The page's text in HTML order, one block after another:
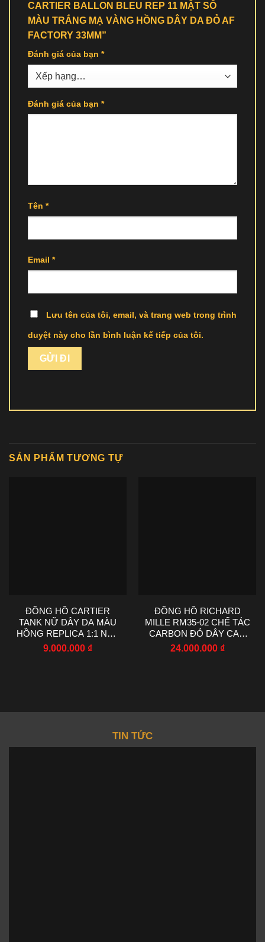
CARTIER BALLON BLEU REP 11 MẶT SỐ
MÀU TRẮNG MẠ VÀNG HỒNG DÂY DA ĐỎ AF
FACTORY 33MM”
Đánh giá của bạn *
Đánh giá của bạn *
Tên *
Email *
Lưu tên của tôi, email, và trang web trong trình
duyệt này cho lần bình luận kế tiếp của tôi.
SẢN PHẨM TƯƠNG TỰ
ĐỒNG HỒ CARTIER
TANK NỮ DÂY DA MÀU
HỒNG REPLICA 1:1 NHÀ
MÁY AF 22X29MM
9.000.000 ₫
ĐỒNG HỒ RICHARD
MILLE RM35-02 CHẾ TÁC
CARBON ĐỎ DÂY CAO
SU NHÀ MÁY RM
24.000.000 ₫
TIN TỨC